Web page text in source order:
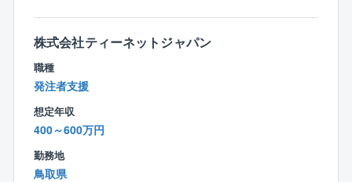
【入社後の流れ】
・中途入社のため原則入社後すぐ現場配属となりま
す。
【組織構成】
・当該部門は2名で構成されており、所長1名、技術職
員1名で構成されております。（50代）
【魅力ポイント】
・清水建設株式会社のグループ企業
株式会社ティーネットジャパン
職種
発注者支援
想定年収
400～600万円
勤務地
鳥取県